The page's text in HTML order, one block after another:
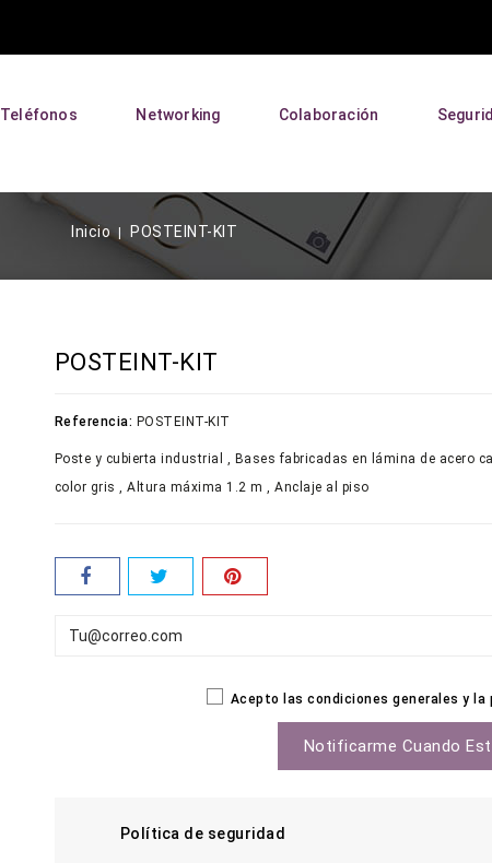
Teléfonos Networking Colaboración
Inicio POSTEINT-KIT
POSTEINT-KIT
Referencia: POSTEINT-KIT
Poste y cubierta industrial , Bases fabricadas en lámina de acero
color gris , Altura máxima 1.2 m , Anclaje al piso
Acepto las condiciones generales y
Notificarme Cuando
Política de seguridad